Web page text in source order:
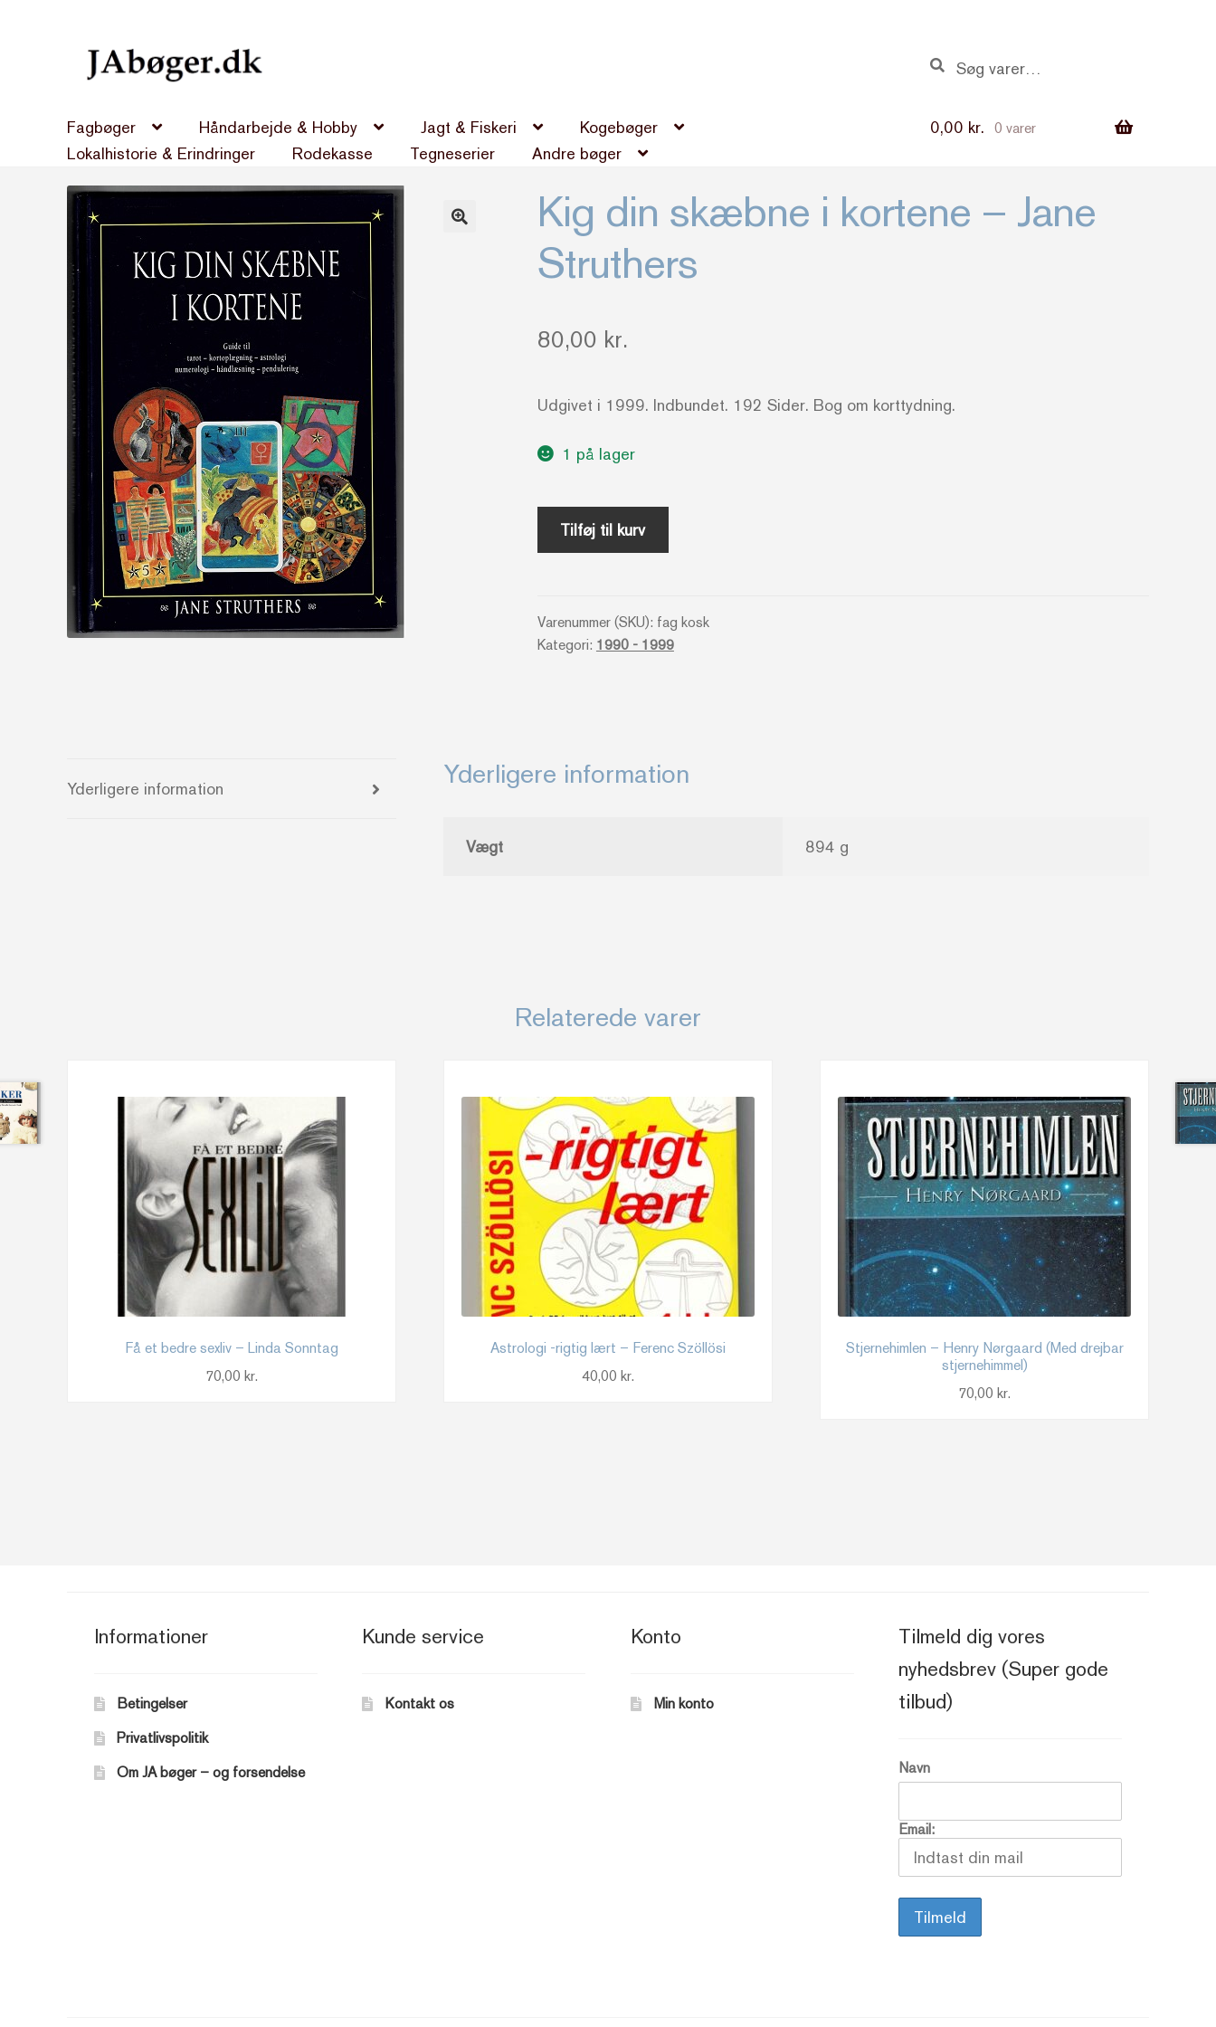
Spring
Spring
efter:
Søg
Fagbøger Håndarbejde & Hobby Jagt & Fiskeri
Kogebøger
Lokalhistorie & Erindringer
Rodekasse Tegneserier Andre bøger
0,00 kr. 0 varer
Kig din skæbne i kortene – Jane
Struthers
80,00 kr.
Udgivet i 1999. Indbundet. 192 Sider. Bog om korttydning.
1 på lager
kortene
-
Tilføj til kurv
Varenummer (SKU): fag kosk
Kategori: 1990 - 1999
Yderligere information Yderligere information
Vægt 894 g
Relaterede varer
Få et bedre sexliv – Linda Sonntag
70,00 kr.
Astrologi -rigtig lært – Ferenc Szöllösi
40,00 kr.
Stjernehimlen – Henry Nørgaard (Med drejbar
stjernehimmel)
70,00kr.
Informationer
Betingelser
Privatlivspolitik
Om JA bøger – og forsendelse
Kunde service
Kontakt os
Konto
Min konto
Tilmeld dig vores
nyhedsbrev (Super gode
tilbud)
Navn
Email: